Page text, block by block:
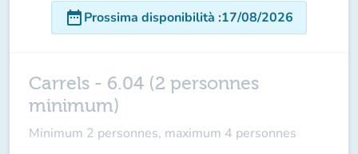
date_rangeProssima disponibilità :17/08/2026
Carrels - 6.04 (2 personnes
minimum)
Minimum 2 personnes, maximum 4 personnes